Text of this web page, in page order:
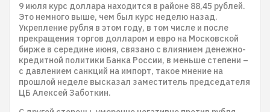
9 июля курс доллара находится в районе 88,45 рублей.
Это немного выше, чем был курс неделю назад.
Укрепление рубля в этом году, в том числе и после
прекращения торгов долларом и евро на Московской
бирже в середине июня, связано с влиянием денежно-
кредитной политики Банка России, в меньше степени –
с давлением санкций на импорт, такое мнение на
прошлой неделе высказал заместитель председателя
ЦБ Алексей Заботкин.